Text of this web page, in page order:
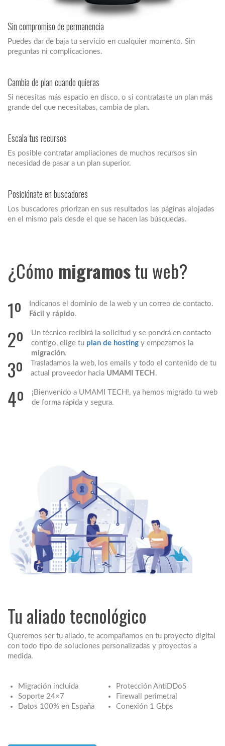
Sin compromiso de permanencia
Puedes dar de baja tu servicio en cualquier momento. Sin
preguntas ni complicaciones.
Cambia de plan cuando quieras
Si necesitas más espacio en disco, o si contrataste un plan más
grande del que necesitabas, cambia de plan.
Escala tus recursos
Es posible contratar ampliaciones de muchos recursos sin
necesidad de pasar a un plan superior.
Posiciónate en buscadores
Los buscadores priorizan en sus resultados las páginas alojadas
en el mismo país desde el que se hacen las búsquedas.
¿Cómo migramostu web?
1º
Indícanos el dominio de la web y un correo de contacto.
Fácil y rápido.
2º
Un técnico recibirá la solicitud y se pondrá en contacto
contigo, elige tu plan de hosting y empezamos la
migración.
3º
Trasladamos la web, los emails y todo el contenido de tu
actual proveedor hacia UMAMI TECH .
4º
¡Bienvenido a UMAMI TECH!, ya hemos migrado tu web
de forma rápida y segura.
Tu aliado tecnológico
Queremos ser tu aliado, te acompañamos en tu proyecto digital
con todo tipo de soluciones personalizadas y proyectos a
medida.
Migración incluida
Soporte 24×7
Datos 100% en España
Protección AntiDDoS
Firewall perimetral
Conexión 1 Gbps